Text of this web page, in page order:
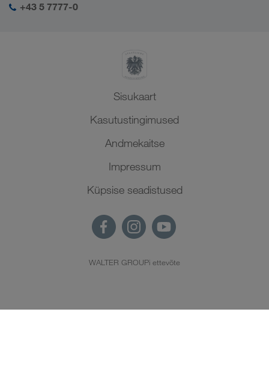
+43 5 7777-0
Sisukaart
Kasutustingimused
Andmekaitse
Impressum
Küpsise seadistused
WALTER GROUPi ettevõte